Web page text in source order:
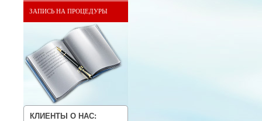
ЗАПИСЬ НА ПРОЦЕДУРЫ
КЛИЕНТЫ О НАС: